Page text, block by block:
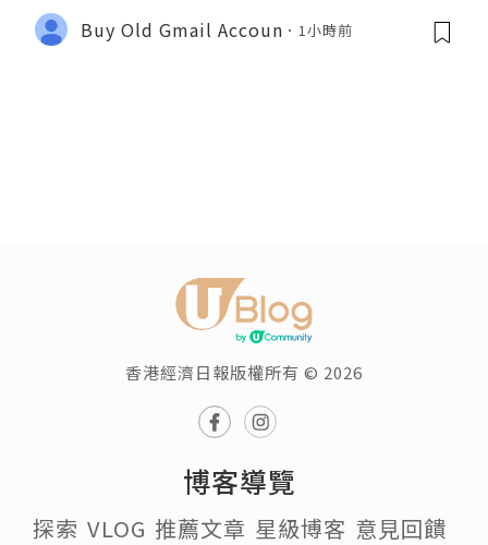
Buy Old Gmail Accoun 1小時前
香港經濟日報版權所有 © 2026
博客導覽
探索 VLOG 推薦文章 星級博客 意見回饋